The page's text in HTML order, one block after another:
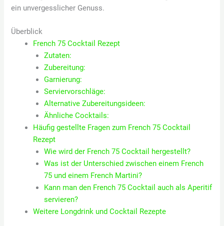
ein unvergesslicher Genuss.
Überblick
French 75 Cocktail Rezept
Zutaten:
Zubereitung:
Garnierung:
Serviervorschläge:
Alternative Zubereitungsideen:
Ähnliche Cocktails:
Häufig gestellte Fragen zum French 75 Cocktail
Rezept
Wie wird der French 75 Cocktail hergestellt?
Was ist der Unterschied zwischen einem French
75 und einem French Martini?
Kann man den French 75 Cocktail auch als Aperitif
servieren?
Weitere Longdrink und Cocktail Rezepte